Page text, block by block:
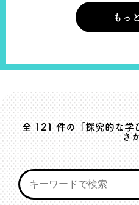
もっ
全121件の「探究的な学
さ